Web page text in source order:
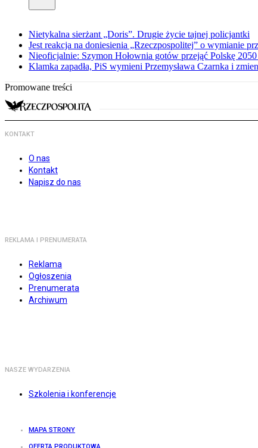
Nietykalna sierżant „Doris”. Drugie życie tajnej policjantki
Jest reakcja na doniesienia „Rzeczpospolitej” o wymianie
Nieoficjalnie: Szymon Hołownia gotów przejąć Polskę
Klamka zapadła, PiS wymieni Przemysława Czarnka i
Promowane treści
KONTAKT
O nas
Kontakt
Napisz do nas
REKLAMA I PRENUMERATA
Reklama
Ogłoszenia
Prenumerata
Archiwum
NASZE WYDARZENIA
Szkolenia i konferencje
MAPA STRONY